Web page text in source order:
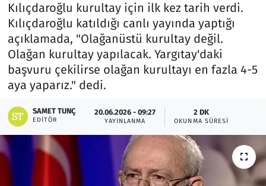
Kılıçdaroğlu kurultay için ilk kez tarih verdi.
Kılıçdaroğlu katıldığı canlı yayında yaptığı
açıklamada, "Olağanüstü kurultay değil.
Olağan kurultay yapılacak. Yargıtay'daki
başvuru çekilirse olağan kurultayı en fazla 4-5
aya yaparız." dedi.
SAMET TUNÇ
EDITÖR
20.06.2026 - 09:27
YAYINLANMA
2 DK
OKUNMA SÜRESI
Lezzet Durağı
Memur ve Kamu
Otomobil
Resmi İlanlar